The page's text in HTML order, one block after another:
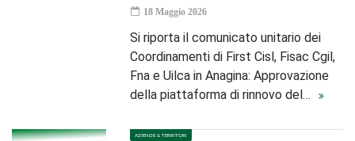
18 Maggio 2026
Si riporta il comunicato unitario dei
Coordinamenti di First Cisl, Fisac Cgil,
Fna e Uilca in Anagina: Approvazione
della piattaforma di rinnovo del…
AZIENDE & TERRITORI